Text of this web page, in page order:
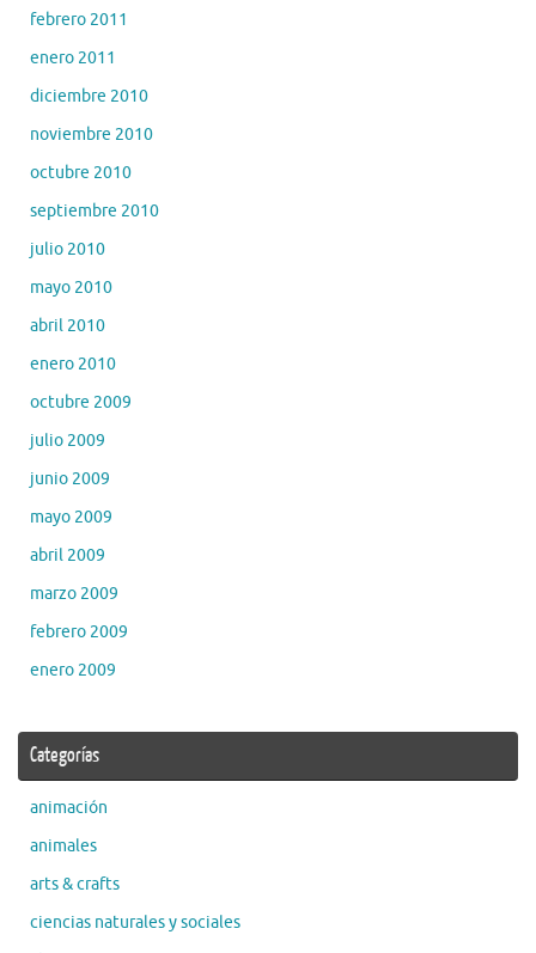
febrero 2011
enero 2011
diciembre 2010
noviembre 2010
octubre 2010
septiembre 2010
julio 2010
mayo 2010
abril 2010
enero 2010
octubre 2009
julio 2009
junio 2009
mayo 2009
abril 2009
marzo 2009
febrero 2009
enero 2009
Categorías
animación
animales
arts & crafts
ciencias naturales y sociales